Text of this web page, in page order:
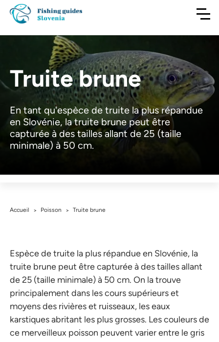
Truite brune
En tant qu'espèce de truite la plus répandue
en Slovénie, la truite brune peut être
capturée à des tailles allant de 25 (taille
minimale) à 50 cm.
Accueil > Poisson > Truite brune
Espèce de truite la plus répandue en Slovénie, la
truite brune peut être capturée à des tailles allant
de 25 (taille minimale) à 50 cm. On la trouve
principalement dans les cours supérieurs et
moyens des rivières et ruisseaux, les eaux
karstiques abritant les plus grosses. Les couleurs de
ce merveilleux poisson peuvent varier entre le gris